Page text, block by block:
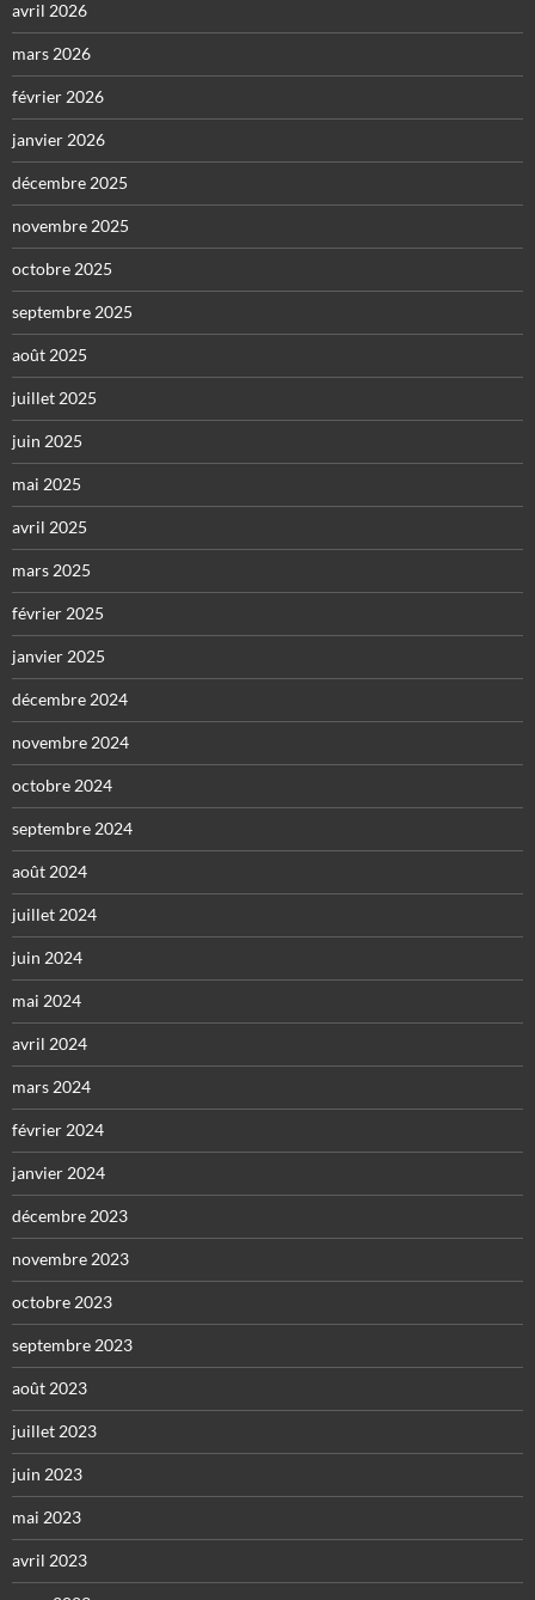
avril 2026
mars 2026
février 2026
janvier 2026
décembre 2025
novembre 2025
octobre 2025
septembre 2025
août 2025
juillet 2025
juin 2025
mai 2025
avril 2025
mars 2025
février 2025
janvier 2025
décembre 2024
novembre 2024
octobre 2024
septembre 2024
août 2024
juillet 2024
juin 2024
mai 2024
avril 2024
mars 2024
février 2024
janvier 2024
décembre 2023
novembre 2023
octobre 2023
septembre 2023
août 2023
juillet 2023
juin 2023
mai 2023
avril 2023